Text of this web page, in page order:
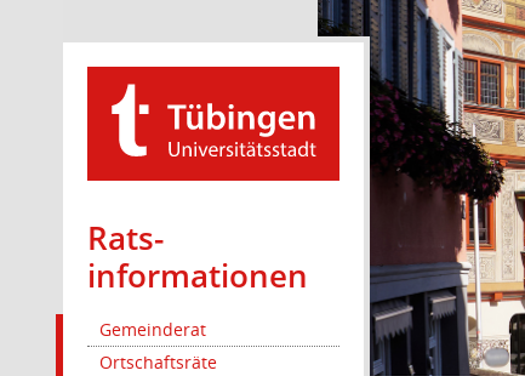
Rats­
informationen
Gemeinderat
Ortschaftsräte